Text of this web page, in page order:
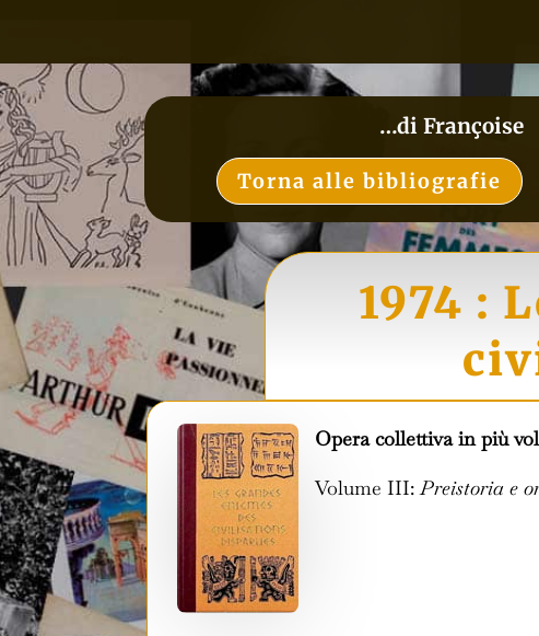
…di Françoise
Torna alle bibliografie
1974 :
Opera collettiva in più
Volume III:Preistoria e